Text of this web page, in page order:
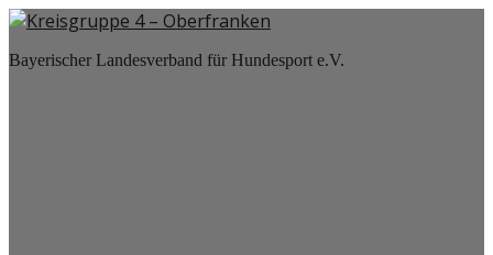
Bayerischer Landesverband für Hundesport e.V.